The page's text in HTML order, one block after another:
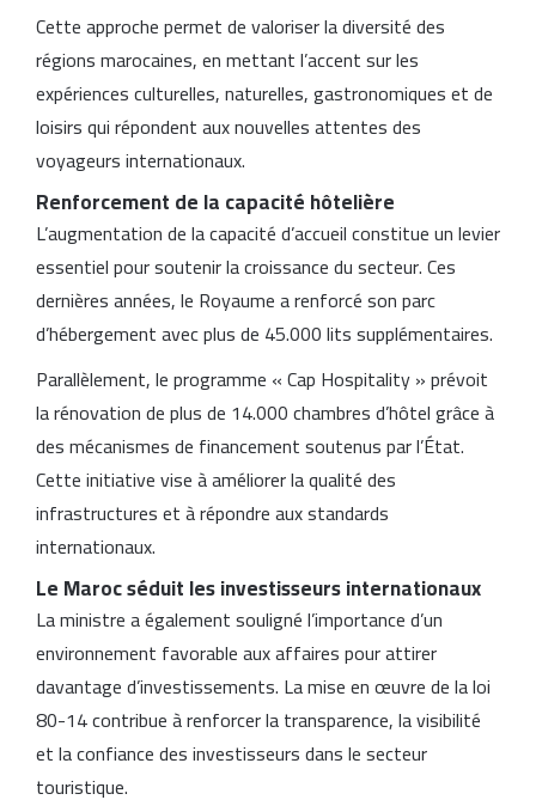
Cette approche permet de valoriser la diversité des
régions marocaines, en mettant l’accent sur les
expériences culturelles, naturelles, gastronomiques et de
loisirs qui répondent aux nouvelles attentes des
voyageurs internationaux.
Renforcement de la capacité hôtelière
L’augmentation de la capacité d’accueil constitue un levier
essentiel pour soutenir la croissance du secteur. Ces
dernières années, le Royaume a renforcé son parc
d’hébergement avec plus de 45.000 lits supplémentaires.
Parallèlement, le programme « Cap Hospitality » prévoit
la rénovation de plus de 14.000 chambres d’hôtel grâce à
des mécanismes de financement soutenus par l’État.
Cette initiative vise à améliorer la qualité des
infrastructures et à répondre aux standards
internationaux.
Le Maroc séduit les investisseurs internationaux
La ministre a également souligné l’importance d’un
environnement favorable aux affaires pour attirer
davantage d’investissements. La mise en œuvre de la loi
80-14 contribue à renforcer la transparence, la visibilité
et la confiance des investisseurs dans le secteur
touristique.